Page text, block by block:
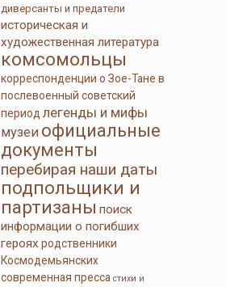
диверсанты и предатели
историческая и
художественная литература
комсомольцы
корреспонденции о Зое-Тане в
послевоенный советский
период легенды и мифы
музеи официальные
документы
перебирая наши даты
подпольщики и
партизаны поиск
информации о погибших
героях родственники
Космодемьянских
современная пресса стихи и